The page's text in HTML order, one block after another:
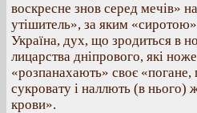
воскресне знов серед мечів»
утішитель», за яким
Україна, дух, що зродиться в
лицарства дніпрового, які
«розпанахають» своє «погане,
сукровату і наллють (в нього)
крови».